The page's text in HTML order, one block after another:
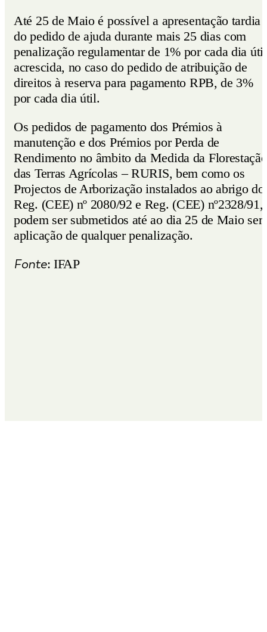
Até 25 de Maio é possível a apresentação tardia
do pedido de ajuda durante mais 25 dias com
penalização regulamentar de 1% por cada dia
acrescida, no caso do pedido de atribuição de
direitos à reserva para pagamento RPB, de 3%
por cada dia útil.
Os pedidos de pagamento dos Prémios à
manutenção e dos Prémios por Perda de
Rendimento no âmbito da Medida da Florestação
das Terras Agrícolas – RURIS, bem como os
Projectos de Arborização instalados ao abrigo do
Reg. (CEE) nº 2080/92 e Reg. (CEE) nº2328/91,
podem ser submetidos até ao dia 25 de Maio
aplicação de qualquer penalização.
Fonte: IFAP